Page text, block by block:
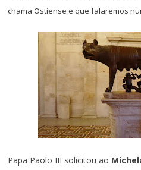
chama Ostiense e que falaremos
Papa Paolo III solicitou ao